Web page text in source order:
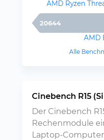
AMD Ryzen
20644
AMD
Alle
Cinebench R15
Der Cinebench
Rechenmodule
Laptop-